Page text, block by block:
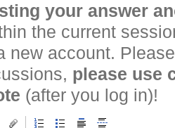
your answer
the current
new account.
please use
(after you log in)!